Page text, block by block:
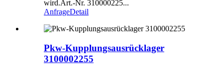
wird.Art.-Nr. 310000225...
AnfrageDetail
Pkw-Kupplungsausrücklager
3100002255